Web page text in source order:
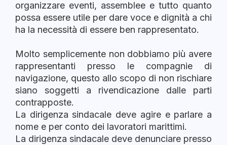
organizzare eventi, assemblee e tutto quanto
possa essere utile per dare voce e dignità a chi
ha la necessità di essere ben rappresentato.
Molto semplicemente non dobbiamo più avere
rappresentanti presso le compagnie di
navigazione, questo allo scopo di non rischiare
siano soggetti a rivendicazione dalle parti
contrapposte.
La dirigenza sindacale deve agire e parlare a
nome e per conto dei lavoratori marittimi.
La dirigenza sindacale deve denunciare presso